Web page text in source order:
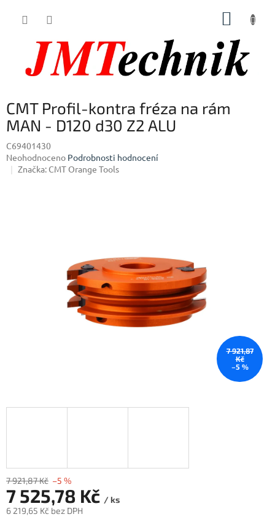
CMT Profil-kontra fréza na rám
MAN - D120 d30 Z2 ALU
C69401430
Průměrné
hodnocení
Neohodnoceno Podrobnosti hodnocení
Značka: CMT Orange Tools
7 921,87
Kč
–5 %
7 921,87 Kč –5 %
7 525,78 Kč / ks
6 219,65 Kč bez DPH